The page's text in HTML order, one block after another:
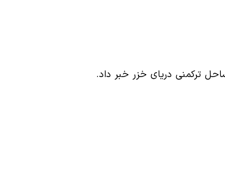
ترکمنی دریای خزر خبر داد.